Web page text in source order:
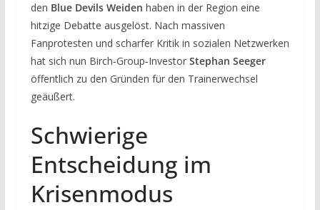
den Blue Devils Weiden haben in der Region eine
hitzige Debatte ausgelöst. Nach massiven
Fanprotesten und scharfer Kritik in sozialen Netzwerken
hat sich nun Birch‑Group‑Investor Stephan Seeger
öffentlich zu den Gründen für den Trainerwechsel
geäußert.
Schwierige
Entscheidung im
Krisenmodus